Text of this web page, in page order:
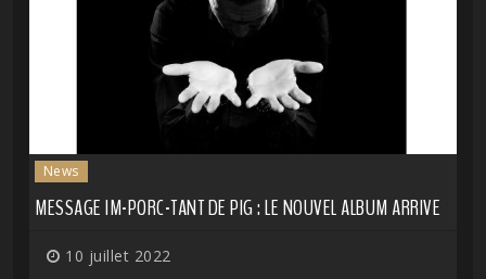
News
MESSAGE IM-PORC-TANT DE PIG : LE NOUVEL ALBUM ARRIVE
10 juillet 2022